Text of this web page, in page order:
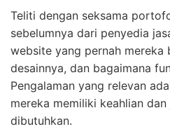
Teliti dengan seksama
sebelumnya dari penyedia
website yang pernah mereka
desainnya, dan bagaimana
Pengalaman yang relevan
mereka memiliki keahlian
dibutuhkan.